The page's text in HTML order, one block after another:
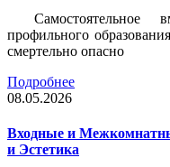
Самостоятельное
профильного
смертельно опасно
Подробнее
08.05.2026
Входные и
и Эстетика